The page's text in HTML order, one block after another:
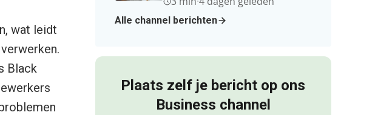
wat leidt
Black
Alle channel berichten
Plaats zelf je bericht op ons
Business channel